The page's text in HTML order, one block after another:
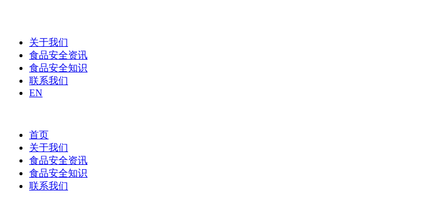
关于我们
食品安全资讯
食品安全知识
联系我们
EN
首页
关于我们
食品安全资讯
食品安全知识
联系我们